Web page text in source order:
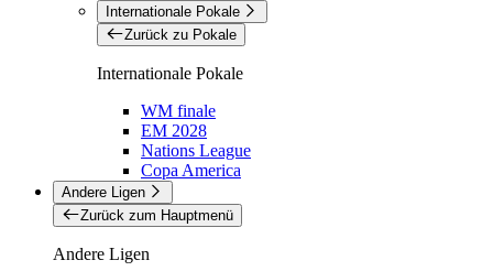
Internationale Pokale
Zurück zu Pokale
Internationale Pokale
WM finale
EM 2028
Nations League
Copa America
Andere Ligen
Zurück zum Hauptmenü
Andere Ligen